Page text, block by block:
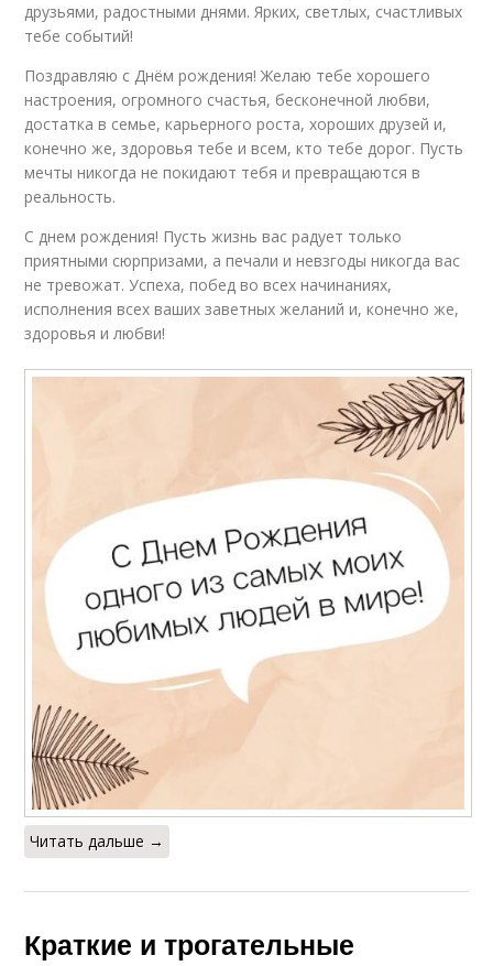
друзьями, радостными днями. Ярких, светлых, счастливых
тебе событий!
Поздравляю с Днём рождения! Желаю тебе хорошего
настроения, огромного счастья, бесконечной любви,
достатка в семье, карьерного роста, хороших друзей и,
конечно же, здоровья тебе и всем, кто тебе дорог. Пусть
мечты никогда не покидают тебя и превращаются в
реальность.
С днем рождения! Пусть жизнь вас радует только
приятными сюрпризами, а печали и невзгоды никогда вас
не тревожат. Успеха, побед во всех начинаниях,
исполнения всех ваших заветных желаний и, конечно же,
здоровья и любви!
Читать дальше →
Краткие и трогательные